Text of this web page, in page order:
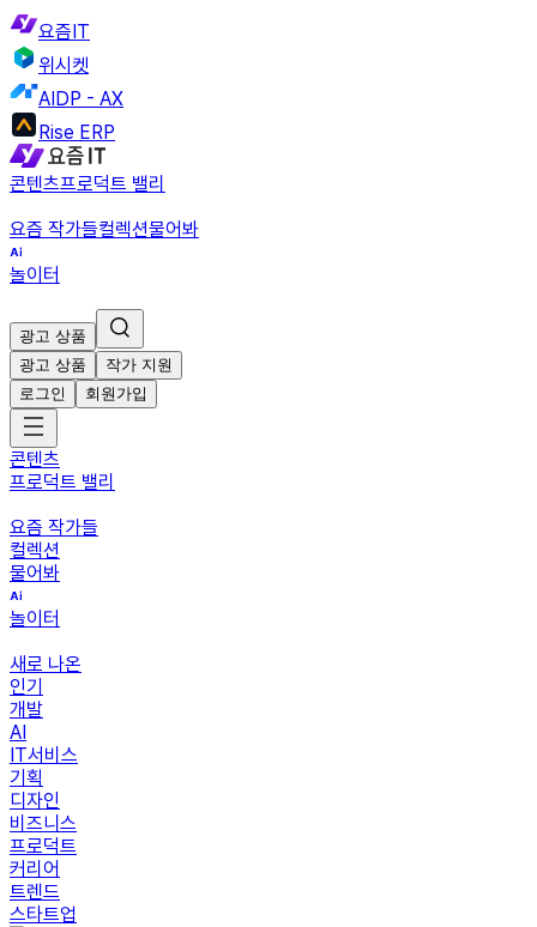
요즘IT
위시켓
AIDP - AX
Rise ERP
콘텐츠프로덕트 밸리
요즘 작가들컬렉션물어봐
놀이터
광고 상품
광고 상품
작가 지원
로그인
회원가입
콘텐츠
프로덕트 밸리
요즘 작가들
컬렉션
물어봐
놀이터
새로 나온
인기
개발
AI
IT서비스
기획
디자인
비즈니스
프로덕트
커리어
트렌드
스타트업